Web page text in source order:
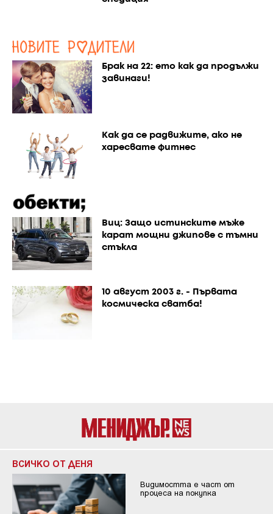
Брак на 22: ето как да продължи
завинаги!
Как да се радвижите, ако не
харесвате фитнес
Виц: Защо истинските мъже
карат мощни джипове с тъмни
стъкла
10 август 2003 г. - Първата
космическа сватба!
ВСИЧКО ОТ ДЕНЯ
Видимостта е част от
процеса на покупка